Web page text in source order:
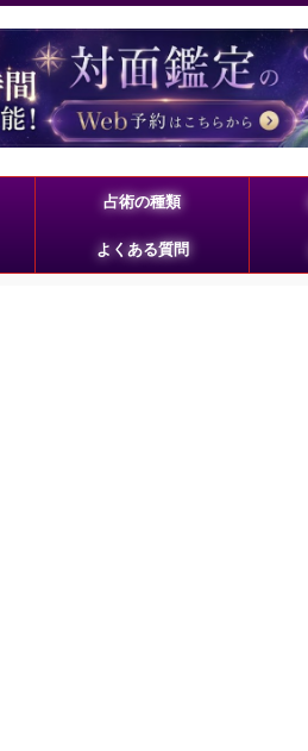
占術の種類
よくある質問